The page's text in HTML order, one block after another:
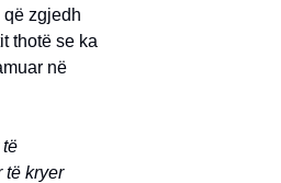
që zgjedh
thotë se ka
në
të
të kryer